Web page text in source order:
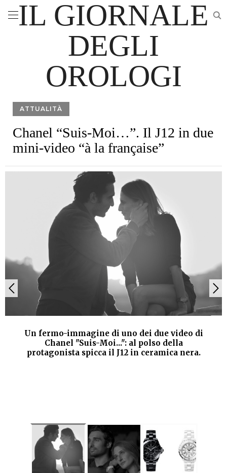
IL GIORNALE
DEGLI
OROLOGI
ATTUALITÀ
Chanel “Suis-Moi…”. Il J12 in due
mini-video “à la française”
Un fermo-immagine di uno dei due video di
Chanel "Suis-Moi...": al polso della
protagonista spicca il J12 in ceramica nera.